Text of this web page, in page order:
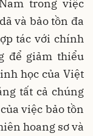
trong việc
và bảo tồn đa
tác với chính
để giảm thiểu
học của Việt
tất cả chúng
việc bảo tồn
hoang sơ và